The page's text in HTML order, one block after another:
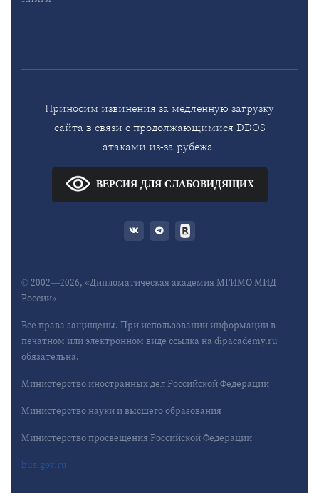
Приносим извинения за медленную загрузку
сайта в связи с продолжающимися DDOS
атаками из-за рубежа.
ВЕРСИЯ ДЛЯ СЛАБОВИДЯЩИХ
© 2002—2026, «Дипломатическая академия МГИМО МИД
России»
Все права защищены. При использовании информации в
печатном или электронном виде ссылка на dipacademy.ru
обязательна.
Министерство иностранных дел Российской Федерации
Министерство науки и высшего образования
Министерство просвещения Российской Федерации
bus.gov.ru